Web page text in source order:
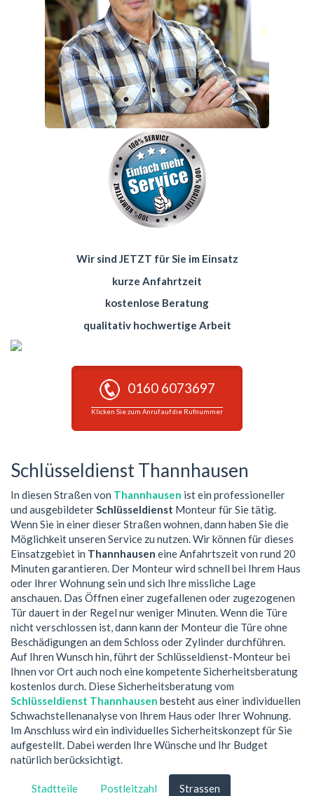
Wir sind JETZT für Sie im Einsatz
kurze Anfahrtzeit
kostenlose Beratung
qualitativ hochwertige Arbeit
0160 6073697
Klicken Sie zum Anruf auf die Rufnummer
Schlüsseldienst Thannhausen
In diesen Straßen von Thannhausen ist ein professioneller
und ausgebildeterSchlüsseldienst Monteur für Sie tätig.
Wenn Sie in einer dieser Straßen wohnen, dann haben Sie die
Möglichkeit unseren Service zu nutzen. Wir können für dieses
Einsatzgebiet in Thannhausen eine Anfahrtszeit von rund 20
Minuten garantieren. Der Monteur wird schnell bei Ihrem Haus
oder Ihrer Wohnung sein und sich Ihre missliche Lage
anschauen. Das Öffnen einer zugefallenen oder zugezogenen
Tür dauert in der Regel nur weniger Minuten. Wenn die Türe
nicht verschlossen ist, dann kann der Monteur die Türe ohne
Beschädigungen an dem Schloss oder Zylinder durchführen.
Auf Ihren Wunsch hin, führt der Schlüsseldienst-Monteur bei
Ihnen vor Ort auch noch eine kompetente Sicherheitsberatung
kostenlos durch. Diese Sicherheitsberatung vom
Schlüsseldienst Thannhausen besteht aus einer individuellen
Schwachstellenanalyse von Ihrem Haus oder Ihrer Wohnung.
Im Anschluss wird ein individuelles Sicherheitskonzept für Sie
aufgestellt. Dabei werden Ihre Wünsche und Ihr Budget
natürlich berücksichtigt.
Stadtteile Postleitzahl Strassen